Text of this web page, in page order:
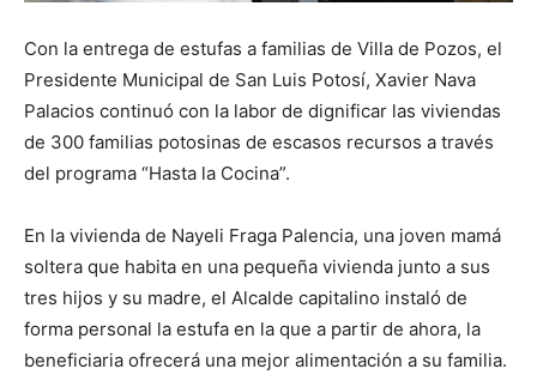
Con la entrega de estufas a familias de Villa de Pozos, el
Presidente Municipal de San Luis Potosí, Xavier Nava
Palacios continuó con la labor de dignificar las viviendas
de 300 familias potosinas de escasos recursos a través
del programa “Hasta la Cocina”.
En la vivienda de Nayeli Fraga Palencia, una joven mamá
soltera que habita en una pequeña vivienda junto a sus
tres hijos y su madre, el Alcalde capitalino instaló de
forma personal la estufa en la que a partir de ahora, la
beneficiaria ofrecerá una mejor alimentación a su familia.